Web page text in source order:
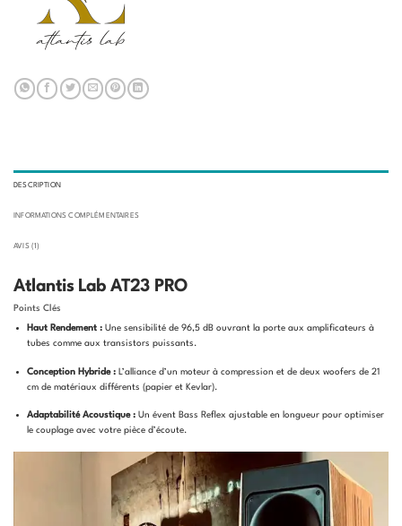
DESCRIPTION
INFORMATIONS COMPLÉMENTAIRES
AVIS (1)
Atlantis Lab AT23 PRO
Points Clés
Haut Rendement :Une sensibilité de 96,5 dB ouvrant la porte aux amplificateurs à
tubes comme aux transistors puissants .
Conception Hybride :L’alliance d’un moteur à compression et de deux woofers de 21
cm de matériaux différents (papier et Kevlar).
Adaptabilité Acoustique :Un évent Bass Reflex ajustable en longueur pour optimiser
le couplage avec votre pièce d’écoute.